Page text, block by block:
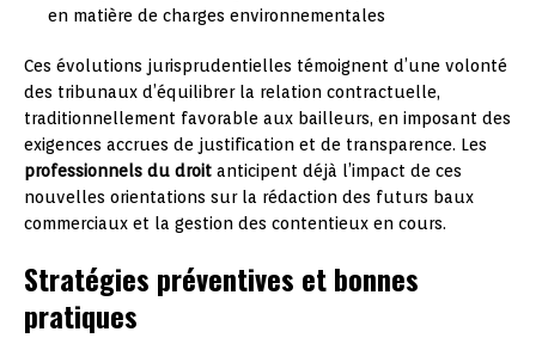
en matière de charges environnementales
Ces évolutions jurisprudentielles témoignent d’une volonté
des tribunaux d’équilibrer la relation contractuelle,
traditionnellement favorable aux bailleurs, en imposant des
exigences accrues de justification et de transparence. Les
professionnels du droit anticipent déjà l’impact de ces
nouvelles orientations sur la rédaction des futurs baux
commerciaux et la gestion des contentieux en cours.
Stratégies préventives et bonnes
pratiques